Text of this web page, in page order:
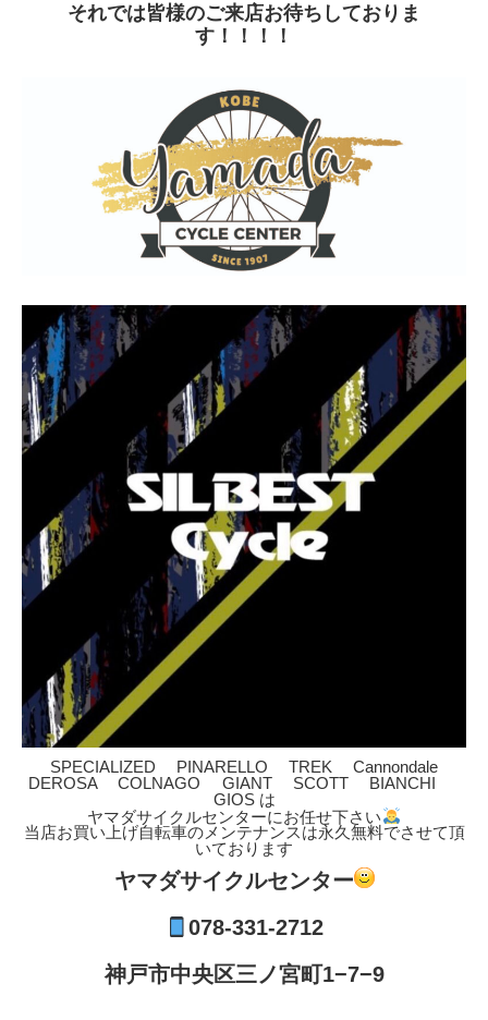
それでは皆様のご来店お待ちしておりま
す！！！！
SPECIALIZED PINARELLO TREK Cannondale
DEROSA COLNAGO GIANT SCOTT BIANCHI
GIOS は
ヤマダサイクルセンターにお任せ下さい
当店お買い上げ自転車のメンテナンスは永久無料でさせて頂
いております
ヤマダサイクルセンター
078-331-2712
神戸市中央区三ノ宮町1−7−9